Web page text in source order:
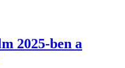
2025-ben a